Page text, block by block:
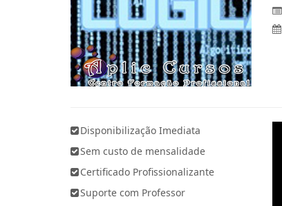
Disponibilização Imediata
Sem custo de mensalidade
Certificado Profissionalizante
Suporte com Professor